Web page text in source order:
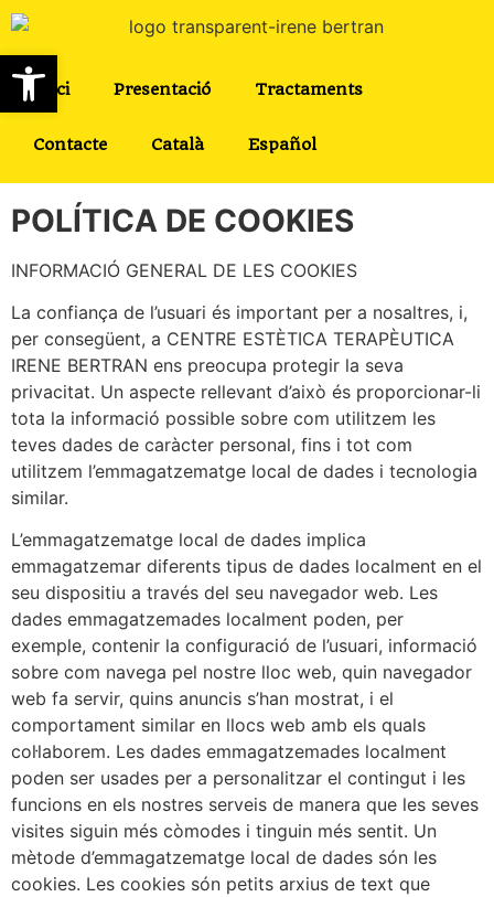
Inici Presentació Tractaments
Contacte Català Español
POLÍTICA DE COOKIES
INFORMACIÓ GENERAL DE LES COOKIES
La confiança de l’usuari és important per a nosaltres, i,
per consegüent, a CENTRE ESTÈTICA TERAPÈUTICA
IRENE BERTRAN ens preocupa protegir la seva
privacitat. Un aspecte rellevant d’això és proporcionar-li
tota la informació possible sobre com utilitzem les
teves dades de caràcter personal, fins i tot com
utilitzem l’emmagatzematge local de dades i tecnologia
similar.
L’emmagatzematge local de dades implica
emmagatzemar diferents tipus de dades localment en el
seu dispositiu a través del seu navegador web. Les
dades emmagatzemades localment poden, per
exemple, contenir la configuració de l’usuari, informació
sobre com navega pel nostre lloc web, quin navegador
web fa servir, quins anuncis s’han mostrat, i el
comportament similar en llocs web amb els quals
col·laborem. Les dades emmagatzemades localment
poden ser usades per a personalitzar el contingut i les
funcions en els nostres serveis de manera que les seves
visites siguin més còmodes i tinguin més sentit. Un
mètode d’emmagatzematge local de dades són les
cookies. Les cookies són petits arxius de text que
Obre la barra d'eines